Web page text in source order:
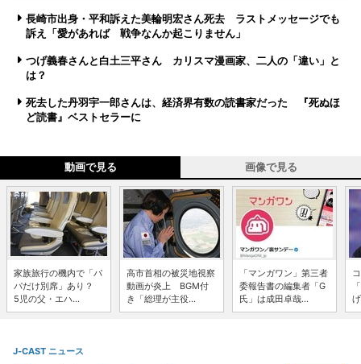
長崎市出身・平和訴えた美輪明宏さん死去 ラストメッセージでも
訴え「愛があれば 戦争なんか起こりません」
つげ義春さんと白土三平さん カリスマ漫画家、二人の「違い」と
は？
死去した丹羽宇一郎さんは、経済界有数の読書家だった 『死ぬほ
ど読書』ベストセラーに
動画で見る 画像で見る
家族旅行の機内で「パ
パだけ別席」あり？
5児の父・エハ...
高市首相の被災地視察
動画が炎上 BGM付
き「総理が主役...
「マンガワン」第三者
委報告書の編集者「G
氏」は成田卓哉...
J-CAST ニュース